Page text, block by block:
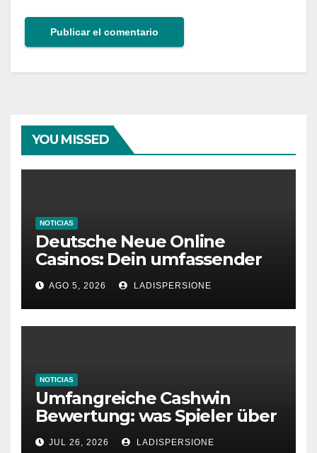
YOU MISSED
NOTICIAS
Deutsche Neue Online
Casinos: Dein umfassender
Ratgeber für moderne
Glücksspielplattformen
AGO 5, 2026 LADISPERSIONE
NOTICIAS
Umfangreiche Cashwin
Bewertung: was Spieler über
dieses Casino denken
JUL 26, 2026 LADISPERSIONE